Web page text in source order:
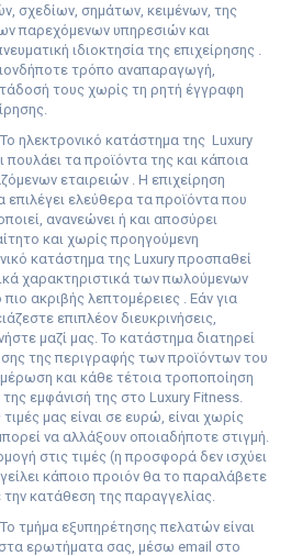
σχεδίων, σημάτων, κειμένων, της
παρεχόμενων υπηρεσιών και
ιδιοκτησία της επιχείρησης .
τρόπο αναπαραγωγή,
τους χωρίς τη ρητή έγγραφη
ηλεκτρονικό κατάστημα της L uxury
τα προϊόντα της και κάποια
εταιρειών . Η επιχείρηση
επιλέγει ελεύθερα τα προϊόντα που
ανανεώνει ή και αποσύρει
και χωρίς προηγούμενη
κατάστημα της L uxury προσπαθεί
χαρακτηριστικά των πωλούμενων
ακριβής λεπτομέρειες . Εάν για
επιπλέον διευκρινήσεις,
μαζί μας. Το κατάστημα διατηρεί
της περιγραφής των προϊόντων του
και κάθε τέτοια τροποποίηση
εμφάνισή της στο L uxury Fitness.
μας είναι σε ευρώ, είναι χωρίς
να αλλάξουν οποιαδήποτε στιγμή.
στις τιμές (η προσφορά δεν ισχύει
κάποιο προιόν θα το παραλάβετε
την κατάθεση της παραγγελίας.
τμήμα εξυπηρέτησης πελατών είναι
στα ερωτήματα σας, μέσω email στο